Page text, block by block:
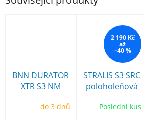
BNN DURATOR
XTR S3 NM
do 3 dnů
2 190 Kč
až
–40 %
STRALIS S3 SRC
poloholeňová
Poslední kus